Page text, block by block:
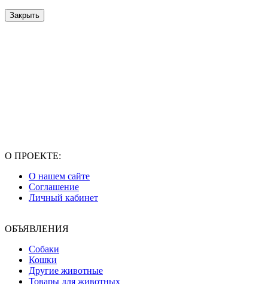
Закрыть
О ПРОЕКТЕ:
О нашем сайте
Соглашение
Личный кабинет
ОБЪЯВЛЕНИЯ
Собаки
Кошки
Другие животные
Товары для животных